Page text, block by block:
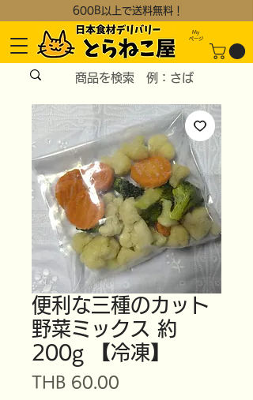
600B以上で送料無料！
My
​ページ
便利な三種のカット
野菜ミックス 約
200g 【冷凍】
THB 60.00